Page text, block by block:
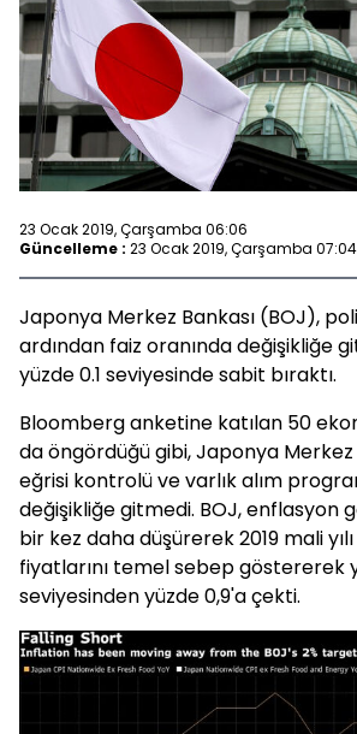
23 Ocak 2019, Çarşamba 06:06
Güncelleme : 23 Ocak 2019, Çarşamba 07:04
Japonya Merkez Bankası (BOJ),
ardından faiz oranında değişikliğe
yüzde 0.1 seviyesinde sabit bıraktı.
Bloomberg anketine katılan 50
da öngördüğü gibi, Japonya Merkez
eğrisi kontrolü ve varlık alım
değişikliğe gitmedi. BOJ, enflasyon
bir kez daha düşürerek 2019 mali
fiyatlarını temel sebep göstererek
seviyesinden yüzde 0,9'a çekti.